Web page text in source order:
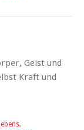
Geist und
Kraft und
,